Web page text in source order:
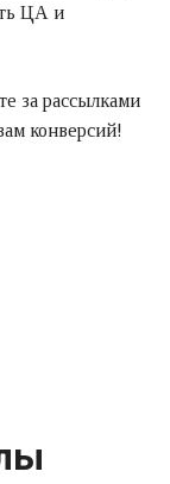
ЦА и
за рассылками
конверсий!